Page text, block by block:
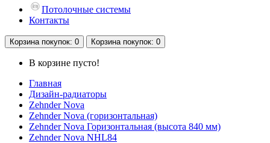
Потолочные системы
Контакты
Корзинапокупок: 0 Корзинапокупок: 0
В корзине пусто!
Главная
Дизайн-радиаторы
Zehnder Nova
Zehnder Nova (горизонтальная)
Zehnder Nova Горизонтальная (высота 840 мм)
Zehnder Nova NHL84